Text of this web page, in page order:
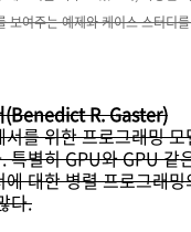
보여주는 예제와 케이스 스터디
(Benedict R. Gaster)
를 위한 프로그래밍
특별히 GPU와 GPU 같
대한 병렬 프로그래
다.